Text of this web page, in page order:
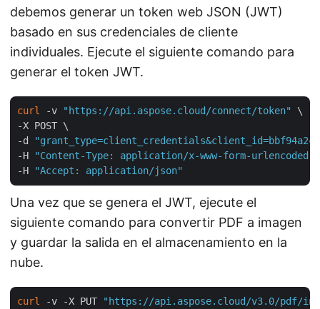
debemos generar un token web JSON (JWT)
basado en sus credenciales de cliente
individuales. Ejecute el siguiente comando para
generar el token JWT.
curl -v "https://api.aspose.cloud/connect/token"
\
-X POST \
-d
"grant_type=client_credentials&client_id=bbf94a2c-
-H
"Content-Type: application/x-www-form-urlencoded"
-H
"Accept: application/json"
Una vez que se genera el JWT, ejecute el
siguiente comando para convertir PDF a imagen
y guardar la salida en el almacenamiento en la
nube.
curl -v -X PUT
"https://api.aspose.cloud/v3.0/pdf/